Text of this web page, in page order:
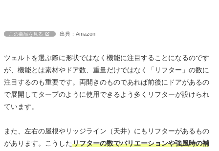
この商品を見る 出典：Amazon
ツェルトを選ぶ際に形状ではなく機能に注目することになるのです
が、機能とは素材やドア数、重量だけではなく「リフター」の数に
注目するのも重要です。両開きのものであれば前後にドアがあるの
で展開してタープのように使用できるよう多くリフターが設けられ
ています。
また、左右の屋根やリッジライン（天井）にもリフターがあるもの
があります。こうしたリフターの数でバリエーションや強風時の補